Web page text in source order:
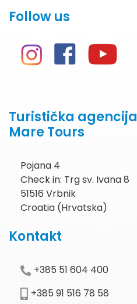
Follow us
Turistička agencija
Mare Tours
Pojana 4
Check in: Trg sv. Ivana 8
51516 Vrbnik
Croatia (Hrvatska)
Kontakt
+385 51 604 400
+385 91 516 78 58